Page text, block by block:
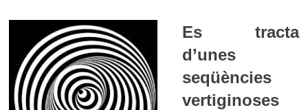
Es tracta
d’unes
seqüències
vertiginoses